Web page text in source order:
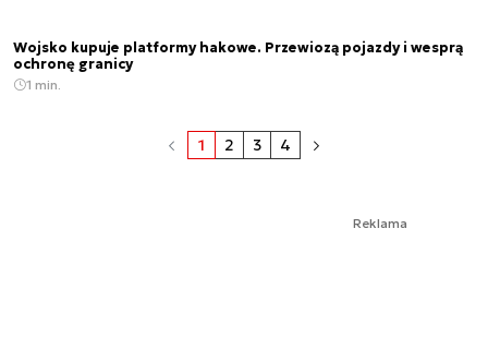
Wojsko kupuje platformy hakowe. Przewiozą pojazdy i wesprą
ochronę granicy
1 min.
1 2 3 4
Reklama